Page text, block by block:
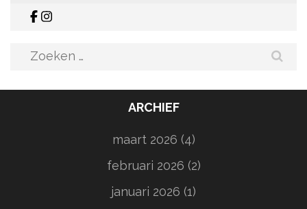
Zoeken
ARCHIEF
maart 2026 (4)
februari 2026 (2)
januari 2026 (1)